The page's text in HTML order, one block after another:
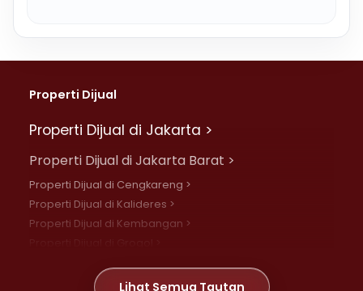
Properti Dijual
Properti Dijual di Jakarta >
Properti Dijual di Jakarta Barat >
Properti Dijual di Cengkareng >
Properti Dijual di Kalideres >
Properti Dijual di Kembangan >
Properti Dijual di Meruya >Lihat Semua Tautan